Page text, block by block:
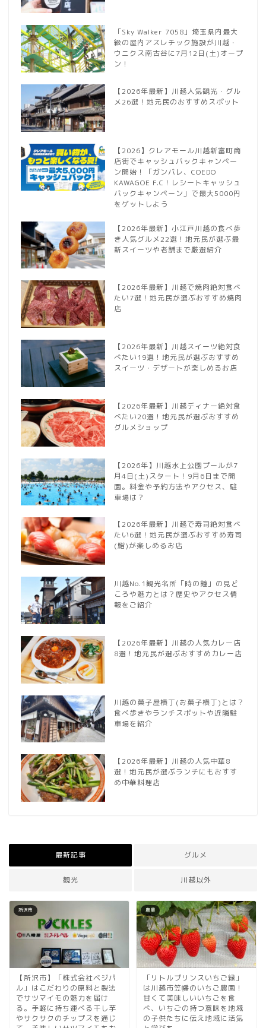
「Sky Walker 7058」埼玉県内最大
級の屋内アスレチック施設が川越・
ウニクス南古谷に7月12日(土)オープ
ン！
【2026年最新】川越人気観光・グル
メ26選！地元民のおすすめスポット
【2026】クレアモール川越新富町商
店街でキャッシュバックキャンペー
ン開始！「ガンバレ、COEDO
KAWAGOE F.C！レシートキャッシュ
バックキャンペーン」で最大5000円
をゲットしよう
【2026年最新】小江戸川越の食べ歩
き人気グルメ22選！地元民が選ぶ最
新スイーツや老舗まで厳選紹介
【2026年最新】川越で焼肉絶対食べ
たい7選！地元民が選ぶおすすめ焼肉
店
【2026年最新】川越スイーツ絶対食
べたい19選！地元民が選ぶおすすめ
スイーツ・デザートが楽しめるお店
【2026年最新】川越ディナー絶対食
べたい20選！地元民が選ぶおすすめ
グルメショップ
【2026年】川越水上公園プールが7
月4日(土)スタート！9月6日まで開
園。料金や予約方法やアクセス、駐
車場は？
【2026年最新】川越で寿司絶対食べ
たい6選！地元民が選ぶおすすめ寿司
(鮨)が楽しめるお店
川越No.1観光名所「時の鐘」の見ど
ころや魅力とは？歴史やアクセス情
報をご紹介
【2026年最新】川越の人気カレー店
8選！地元民が選ぶおすすめカレー店
川越の菓子屋横丁(お菓子横丁)とは？
食べ歩きやランチスポットや近隣駐
車場を紹介
【2026年最新】川越の人気中華8
選！地元民が選ぶランチにもおすす
め中華料理店
最新記事 グルメ
観光 川越以外
所沢市
【所沢市】「株式会社ベジパ
ル」はこだわりの原料と製法
でサツマイモの魅力を届け
る。手軽に持ち運べる干し芋
やサクサクのチップスを通じ
農業
「リトルプリンスいちご縁」
は川越市笠幡のいちご農園！
甘くて美味しいいちごを食
べ、いちごの持つ意味を地域
の子供たちに伝え地域に活気